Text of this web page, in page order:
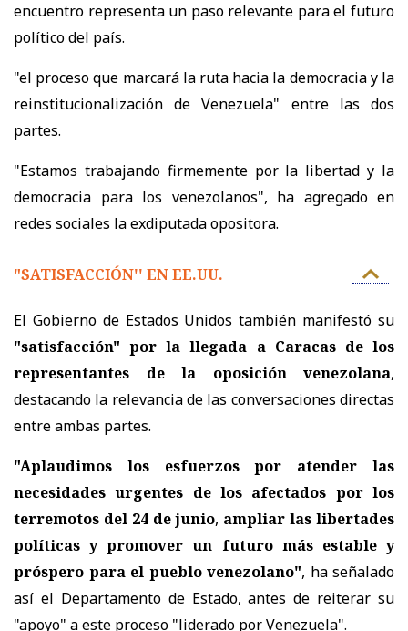
encuentro representa un paso relevante para el futuro
político del país.
"el proceso que marcará la ruta hacia la democracia y la
reinstitucionalización de Venezuela" entre las dos
partes.
"Estamos trabajando firmemente por la libertad y la
democracia para los venezolanos", ha agregado en
redes sociales la exdiputada opositora.
"SATISFACCIÓN'' EN EE.UU.
El Gobierno de Estados Unidos también manifestó su
"satisfacción" por la llegada a Caracas de los
representantes de la oposición venezolana,
destacando la relevancia de las conversaciones directas
entre ambas partes.
"Aplaudimos los esfuerzos por atender las
necesidades urgentes de los afectados por los
terremotos del 24 de junio, ampliar las libertades
políticas y promover un futuro más estable y
próspero para el pueblo venezolano", ha señalado
así el Departamento de Estado, antes de reiterar su
"apoyo" a este proceso "liderado por Venezuela".